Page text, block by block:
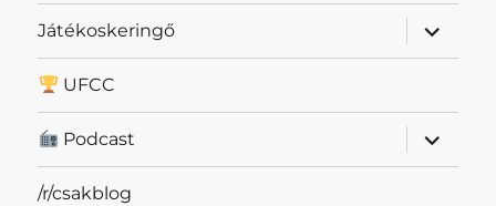
Játékoskeringő
almenü
UFCC
Podcast
almenü
/r/csakblog